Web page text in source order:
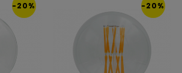
-20% -20%